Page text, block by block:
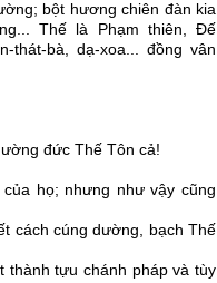
bột hương chiên đàn kia
Thế là Phạm thiên, Đế
bà, dạ-xoa... đồng vân
đức Thế Tôn cả!
họ; nhưng như vậy cũng
cách cúng dường, bạch Thế
thành tựu chánh pháp và tùy